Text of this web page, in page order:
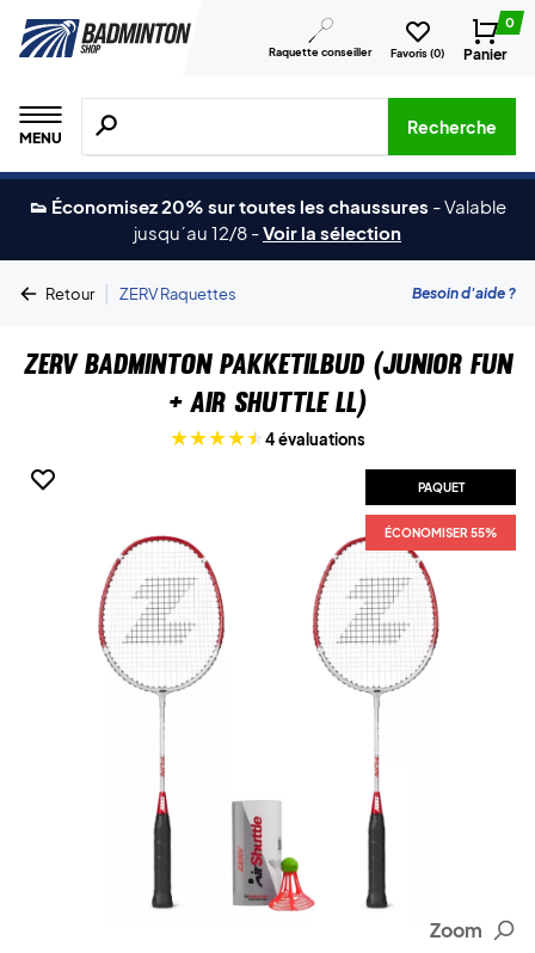
Raquette conseiller Favoris (0)
0
Panier
MENU
Recherche de produits, de marques, etc.
Recherche
👟 Économisez 20% sur toutes les chaussures -Valable
jusqu´au 12/8 -Voir la sélection
Retour | ZERV Raquettes Besoin d'aide ?
ZERV Badminton Pakketilbud (Junior Fun
+ Air Shuttle ll)
4 évaluations
PAQUET
ÉCONOMISER 55%
Zoom